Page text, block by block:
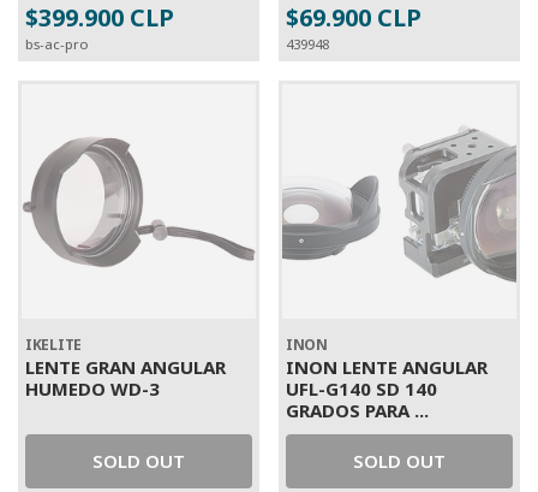
$399.900 CLP
bs-ac-pro
$69.900 CLP
439948
IKELITE
LENTE GRAN ANGULAR
HUMEDO WD-3
SOLD OUT
INON
INON LENTE ANGULAR
UFL-G140 SD 140
GRADOS PARA ...
SOLD OUT